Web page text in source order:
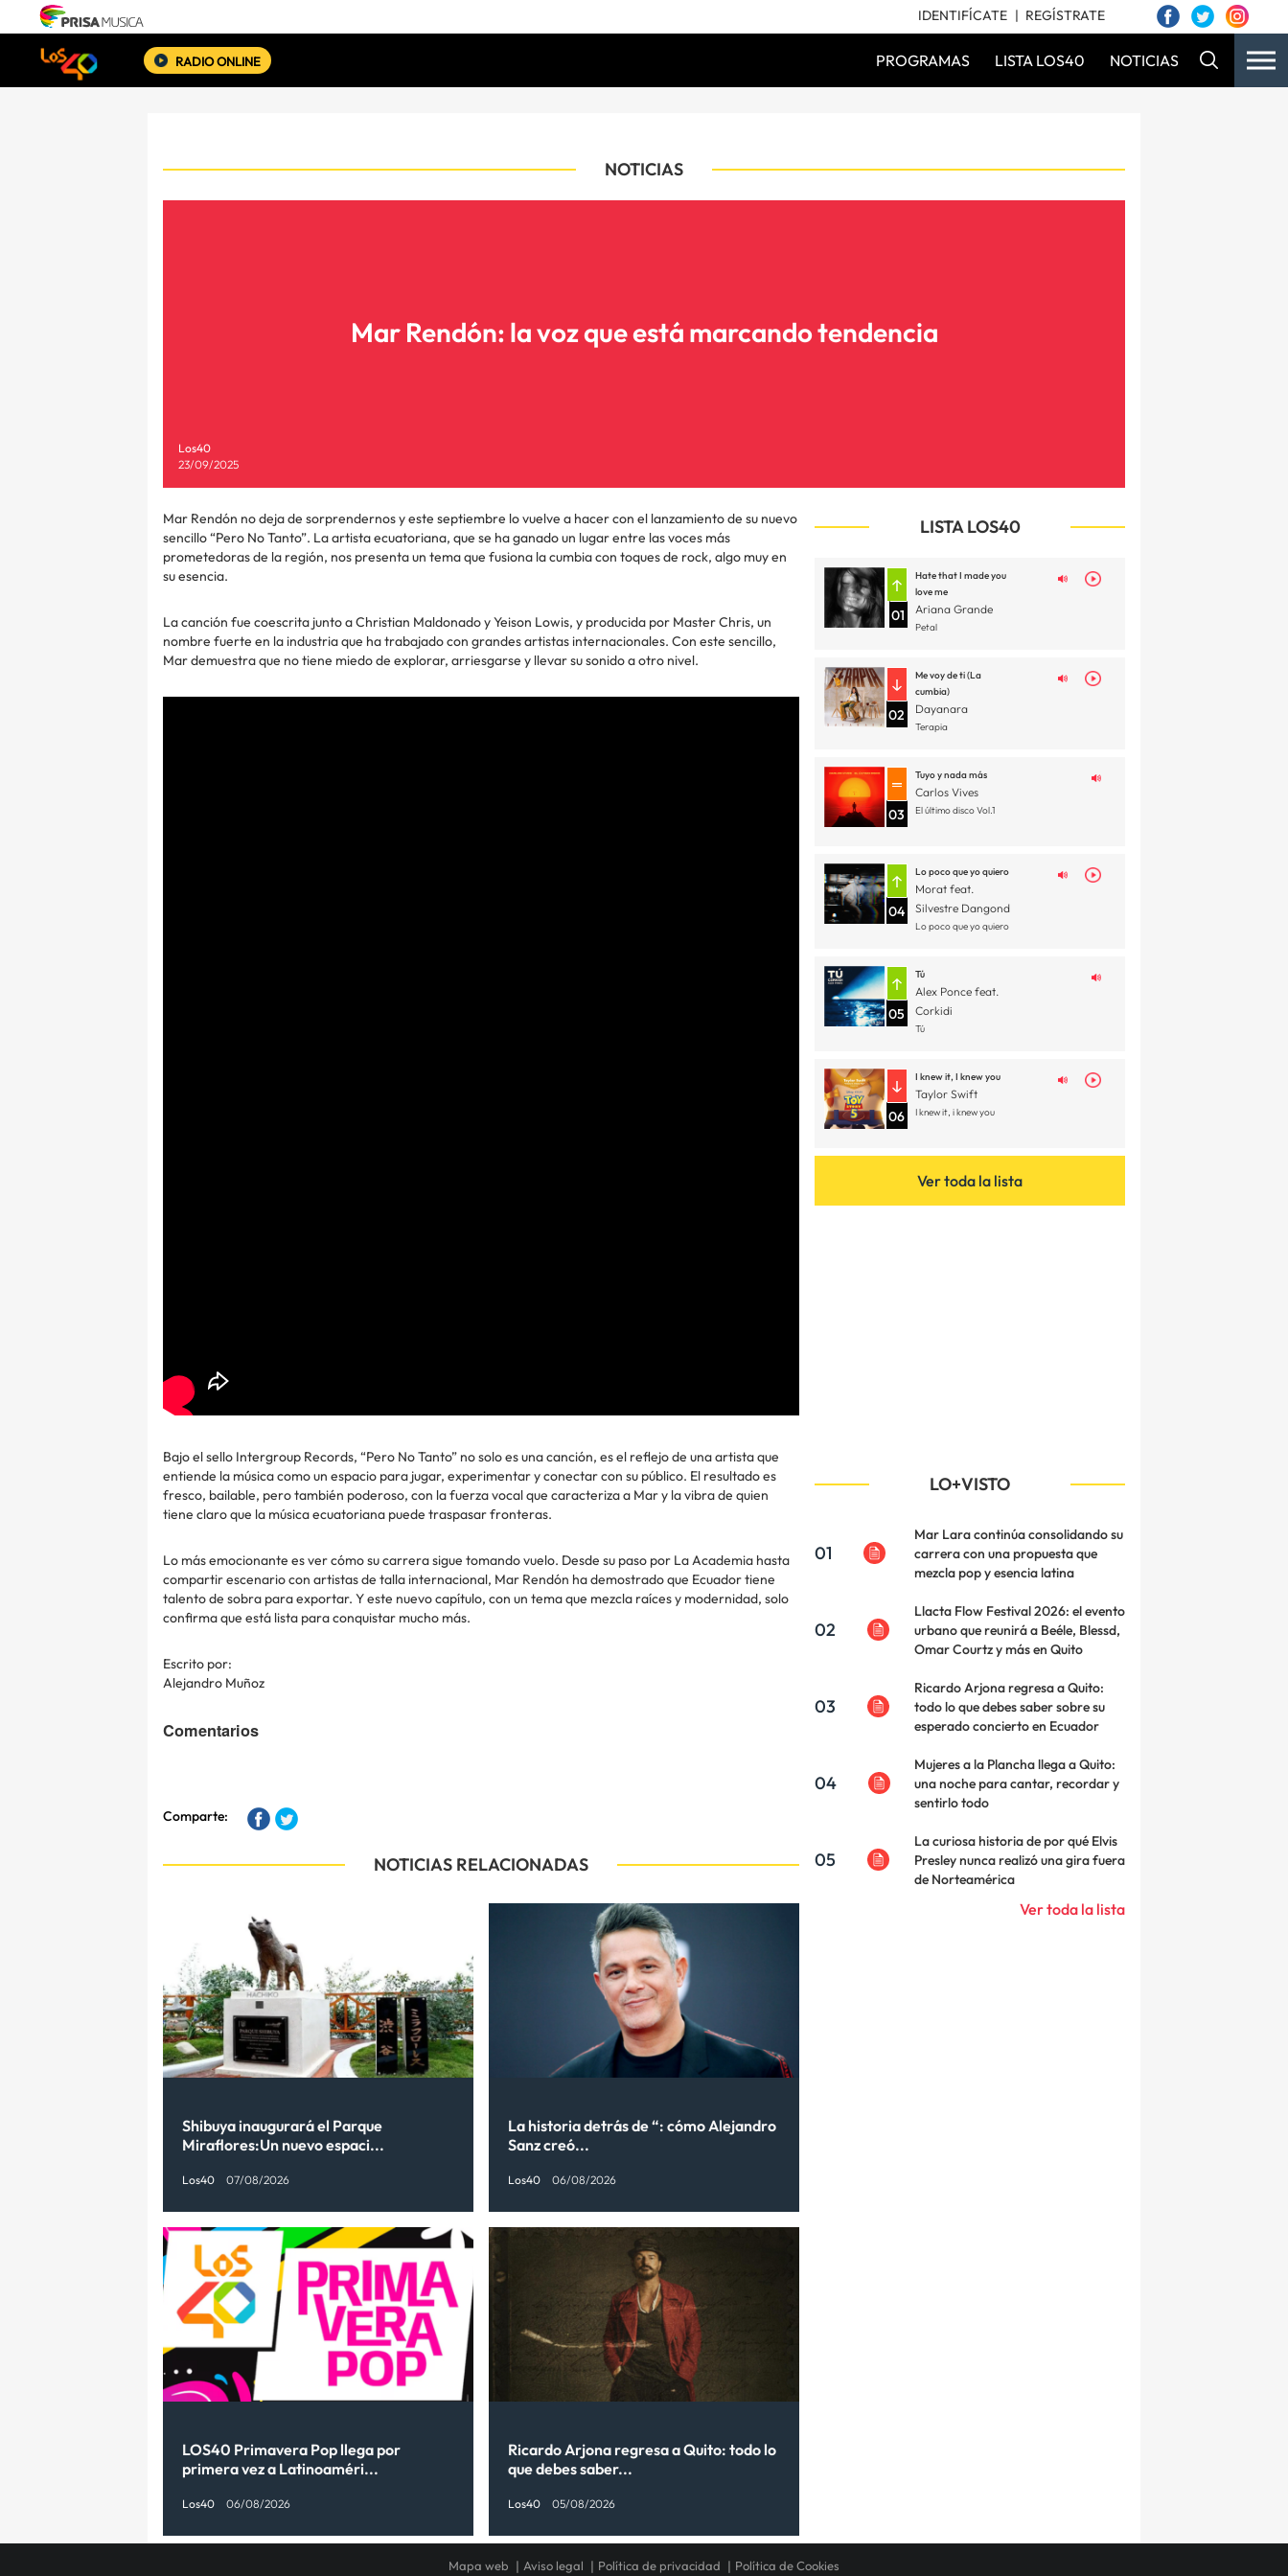
IDENTIFÍCATE REGÍSTRATE
RADIO ONLINE PROGRAMAS LISTA LOS40 NOTICIAS
NOTICIAS
Mar Rendón: la voz que está marcando tendencia
Los40
23/09/2025
Mar Rendón no deja de sorprendernos y este septiembre lo vuelve a hacer con el lanzamiento de su nuevo
sencillo “Pero No Tanto”. La artista ecuatoriana, que se ha ganado un lugar entre las voces más
prometedoras de la región, nos presenta un tema que fusiona la cumbia con toques de rock, algo muy en
su esencia.
La canción fue coescrita junto a Christian Maldonado y Yeison Lowis, y producida por Master Chris, un
nombre fuerte en la industria que ha trabajado con grandes artistas internacionales. Con este sencillo,
Mar demuestra que no tiene miedo de explorar, arriesgarse y llevar su sonido a otro nivel.
Bajo el sello Intergroup Records, “Pero No Tanto” no solo es una canción, es el reflejo de una artista que
entiende la música como un espacio para jugar, experimentar y conectar con su público. El resultado es
fresco, bailable, pero también poderoso, con la fuerza vocal que caracteriza a Mar y la vibra de quien
tiene claro que la música ecuatoriana puede traspasar fronteras.
Lo más emocionante es ver cómo su carrera sigue tomando vuelo. Desde su paso por La Academia hasta
compartir escenario con artistas de talla internacional, Mar Rendón ha demostrado que Ecuador tiene
talento de sobra para exportar. Y este nuevo capítulo, con un tema que mezcla raíces y modernidad, solo
confirma que está lista para conquistar mucho más.
Escrito por:
Alejandro Muñoz
Comentarios
Comparte:
NOTICIAS RELACIONADAS
Shibuya inaugurará el Parque
Miraflores:Un nuevo espaci...
Los40 07/08/2026
La historia detrás de “: cómo Alejandro
Sanz creó...
Los40 06/08/2026
LOS40 Primavera Pop llega por
primera vez a Latinoaméri...
Los40 06/08/2026
Ricardo Arjona regresa a Quito: todo lo
que debes saber...
Los40 05/08/2026
LISTA LOS40
01
Hate that I made you
love me
Ariana Grande
Petal
02
Me voy de ti (La
cumbia)
Dayanara
Terapia
03
Tuyo y nada más
Carlos Vives
El último disco Vol.1
04
Lo poco que yo quiero
Morat feat.
Silvestre Dangond
Lo poco que yo quiero
05
Tú
Alex Ponce feat.
Corkidi
Tú
06
I knew it, I knew you
Taylor Swift
I knew it, i knew you
Ver toda la lista
LO+VISTO
01
Mar Lara continúa consolidando su
carrera con una propuesta que
mezcla pop y esencia latina
02
Llacta Flow Festival 2026: el evento
urbano que reunirá a Beéle, Blessd,
Omar Courtz y más en Quito
03
Ricardo Arjona regresa a Quito:
todo lo que debes saber sobre su
esperado concierto en Ecuador
04
Mujeres a la Plancha llega a Quito:
una noche para cantar, recordar y
sentirlo todo
05
La curiosa historia de por qué Elvis
Presley nunca realizó una gira fuera
de Norteamérica
Ver toda la lista
Mapa web Aviso legal Política de privacidad Política de Cookies